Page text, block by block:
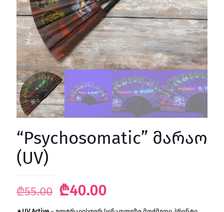
“Psychosomatic” მარაო
(UV)
₾55.00 Original
price
₾40.00Current
price